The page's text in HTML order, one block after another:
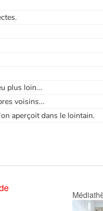
plus loin...
voisins...
aperçoit dans le lointain.